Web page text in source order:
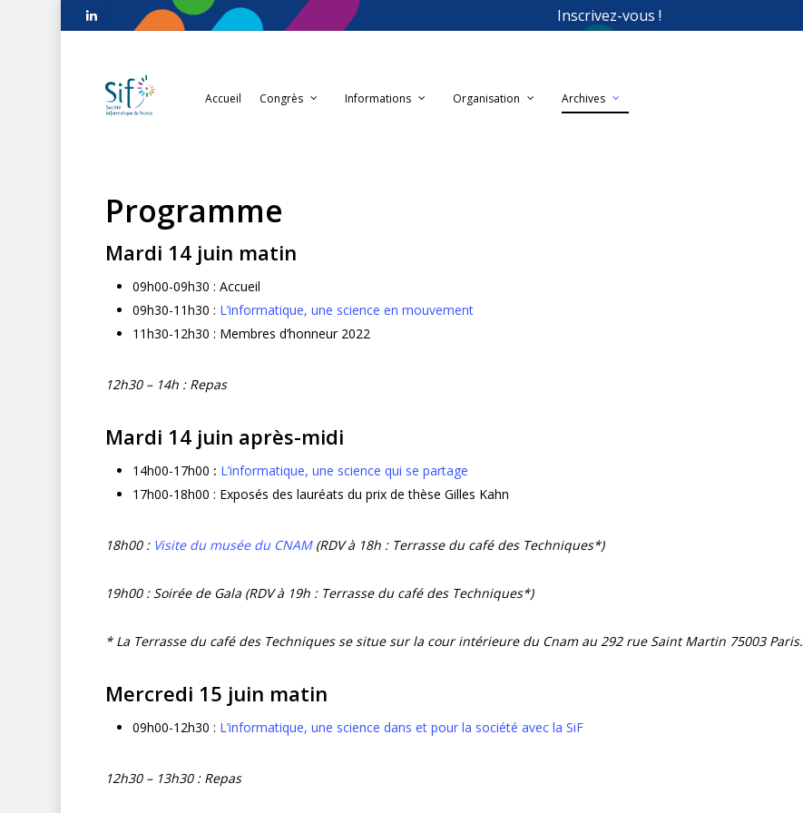
Inscrivez-vous !
Accueil Congrès Informations Organisation Archives
Programme
Mardi 14 juin matin
09h00-09h30 : Accueil
09h30-11h30 : L’informatique, une science en mouvement
11h30-12h30 : Membres d’honneur 2022
12h30 – 14h : Repas
Mardi 14 juin après-midi
14h00-17h00 : L’informatique, une science qui se partage
17h00-18h00 : Exposés des lauréats du prix de thèse Gilles Kahn
18h00 : Visite du musée du CNAM(RDV à 18h : Terrasse du café des Techniques*)
19h00 : Soirée de Gala (RDV à 19h : Terrasse du café des Techniques*)
* La Terrasse du café des Techniques se situe sur la cour intérieure du Cnam au 292 rue Saint Martin 75003 Paris.
Mercredi 15 juin matin
09h00-12h30 : L’informatique, une science dans et pour la société avec la SiF
12h30 – 13h30 : Repas